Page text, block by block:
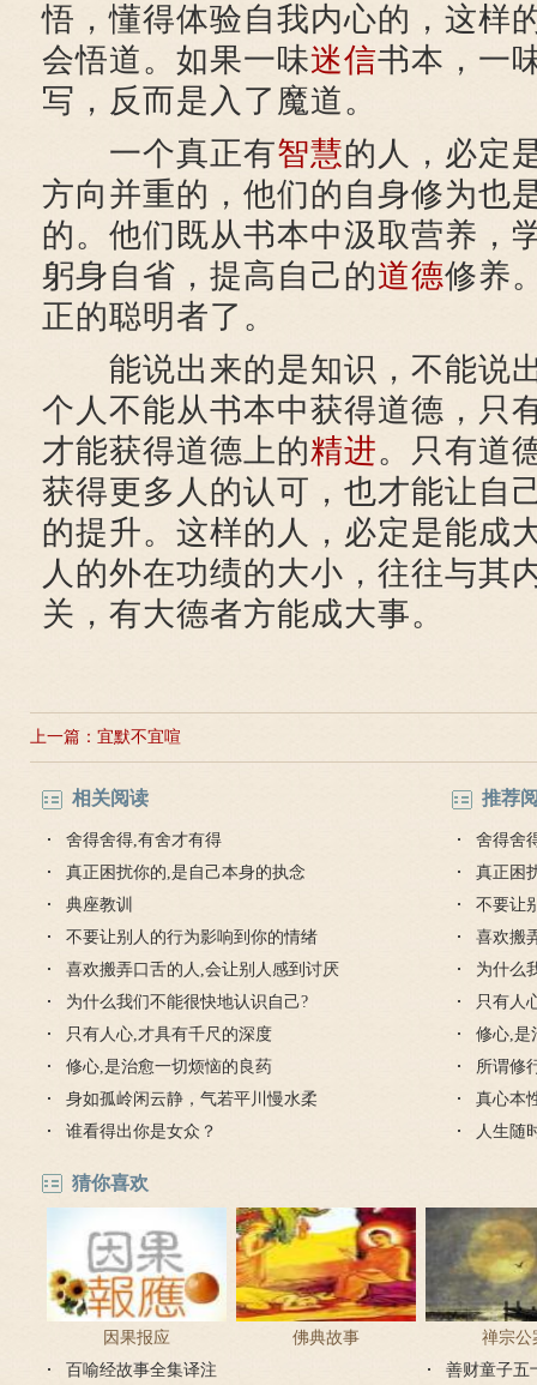
悟，懂得体验自我内心的，这样
会悟道。如果一味迷信书本，一
写，反而是入了魔道。
一个真正有智慧的人，必定
方向并重的，他们的自身修为也
的。他们既从书本中汲取营养，
躬身自省，提高自己的道德修养
正的聪明者了。
能说出来的是知识，不能说
个人不能从书本中获得道德，只
才能获得道德上的精进。只有道
获得更多人的认可，也才能让自
的提升。这样的人，必定是能成
人的外在功绩的大小，往往与其
关，有大德者方能成大事。
上一篇： 宜默不宜喧
相关阅读
舍得舍得,有舍才有得
真正困扰你的,是自己本身的执念
典座教训
不要让别人的行为影响到你的情绪
喜欢搬弄口舌的人,会让别人感到讨厌
为什么我们不能很快地认识自己?
只有人心,才具有千尺的深度
修心,是治愈一切烦恼的良药
身如孤岭闲云静，气若平川慢水柔
谁看得出你是女众？
推荐
舍得舍
真正困
不要让
喜欢搬
为什么
只有人
修心,是
所谓修
真心本
人生随
猜你喜欢
因果报应 佛典故事
禅宗公
百喻经故事全集译注
善财童子五